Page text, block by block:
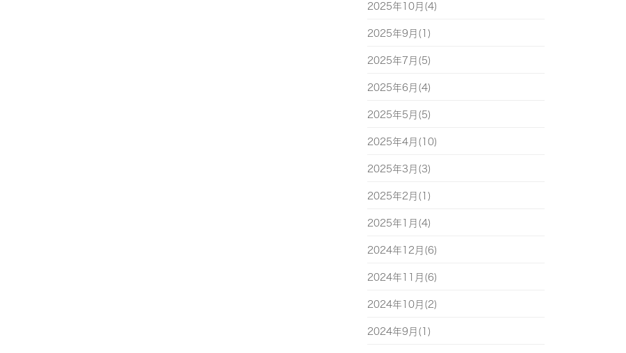
2025年10月(4)
2025年9月(1)
2025年7月(5)
2025年6月(4)
2025年5月(5)
2025年4月(10)
2025年3月(3)
2025年2月(1)
2025年1月(4)
2024年12月(6)
2024年11月(6)
2024年10月(2)
2024年9月(1)